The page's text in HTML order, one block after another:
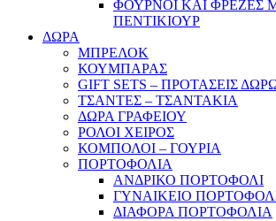
ΦΟΥΡΝΟΙ ΚΑΙ ΦΡΕΖΕΣ
ΠΕΝΤΙΚΙΟΥΡ
ΔΩΡΑ
ΜΠΡΕΛΟΚ
ΚΟΥΜΠΑΡΑΣ
GIFT SETS – ΠΡΟΤΑΣΕΙΣ
ΤΣΑΝΤΕΣ – ΤΣΑΝΤΑΚΙΑ
ΔΩΡΑ ΓΡΑΦΕΙΟΥ
ΡΟΛΟΙ ΧΕΙΡΟΣ
ΚΟΜΠΟΛΟΙ – ΓΟΥΡΙΑ
ΠΟΡΤΟΦΟΛΙΑ
ΑΝΔΡΙΚΟ ΠΟΡΤΟΦΟΛΙ
ΓΥΝΑΙΚΕΙΟ
ΔΙΑΦΟΡΑ ΠΟΡΤΟΦΟΛΙΑ